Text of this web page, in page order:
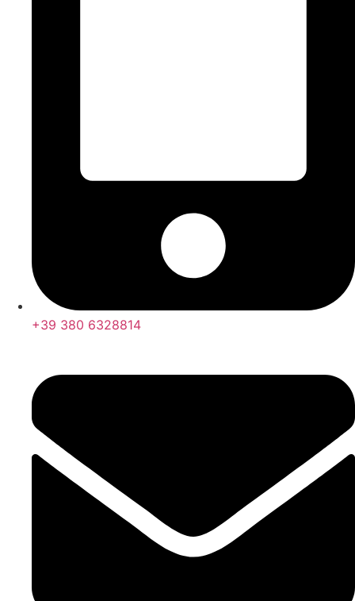
+39 380 6328814